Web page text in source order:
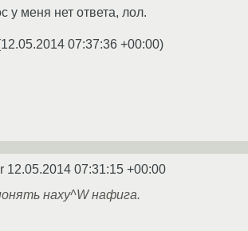
у меня нет ответа, лол.
12.05.2014 07:37:36 +00:00)
12.05.2014 07:31:15 +00:00
наху^W нафига.